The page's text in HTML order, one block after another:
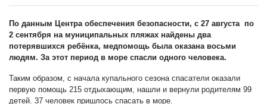
По данным Центра обеспечения безопасности, с 27 августа по
2 сентября на муниципальных пляжах найдены два
потерявшихся ребёнка, медпомощь была оказана восьми
людям. За этот период в море спасли одного человека.
Таким образом, с начала купального сезона спасатели оказали
первую помощь 215 отдыхающим, нашли и вернули родителям 99
детей. 37 человек пришлось спасать в море.